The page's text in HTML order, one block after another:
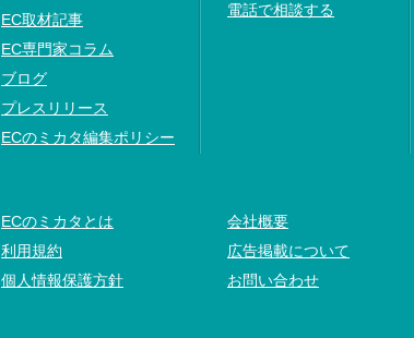
EC取材記事
EC専門家コラム
ブログ
プレスリリース
ECのミカタ編集ポリシー
電話で相談する
ECのミカタとは
利用規約
個人情報保護方針
会社概要
広告掲載について
お問い合わせ